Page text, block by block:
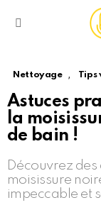
Nettoyage , Tips
Astuces
la
de bain !
Découvrez
moisissure
impeccable et